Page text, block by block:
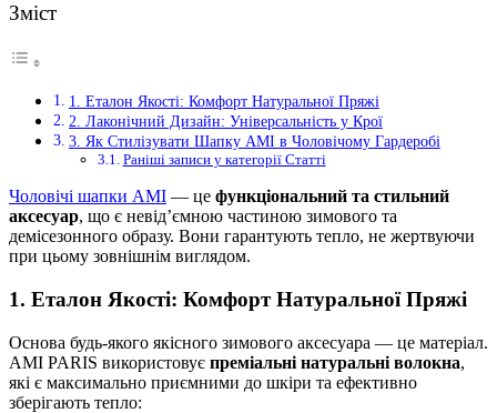
Зміст
1. Еталон Якості: Комфорт Натуральної Пряжі
2. Лаконічний Дизайн: Універсальність у Крої
3. Як Стилізувати Шапку AMI в Чоловічому Гардеробі
Раніші записи у категорії Статті
Чоловічі шапки AMI — це функціональний та стильний
аксесуар, що є невід’ємною частиною зимового та
демісезонного образу. Вони гарантують тепло, не жертвуючи
при цьому зовнішнім виглядом.
1. Еталон Якості: Комфорт Натуральної Пряжі
Основа будь-якого якісного зимового аксесуара — це матеріал.
AMI PARIS використовує преміальні натуральні волокна,
які є максимально приємними до шкіри та ефективно
зберігають тепло: